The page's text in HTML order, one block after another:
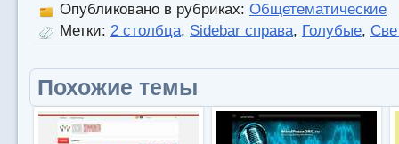
Опубликовано в рубриках: Общетематические
Метки: 2 столбца, Sidebar справа, Голубые,
Похожие темы